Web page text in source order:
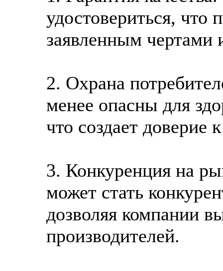
удостовериться, что
заявленным чертами
2. Охрана
менее опасны для
что создает доверие
3. Конкуренция на
может стать
дозволяя компании
производителей.